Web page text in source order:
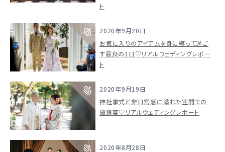
ト
2020年9月20日
お気に入りのアイテムを身に纏って過ご
す最良の1日♡リアルウェディングレポー
ト
2020年9月19日
神社挙式と非日常感に溢れた空間での
披露宴♡リアルウェディングレポート
2020年8月28日